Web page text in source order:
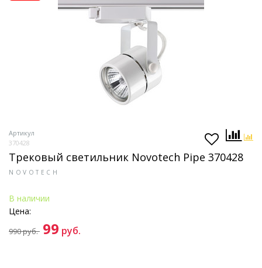
Артикул
370428
Трековый светильник Novotech Pipe 370428
NOVOTECH
В наличии
Цена:
990руб. 99 руб.